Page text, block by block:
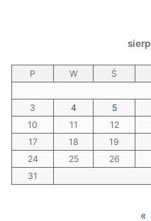
P W Ś
3
4 5
10
11 12
17
18 19
24
25 26
31
«